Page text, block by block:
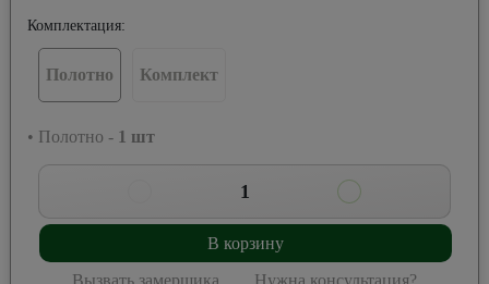
Комплектация:
Полотно Комплект
• Полотно - 1 шт
1
В корзину
Вызвать замерщика Нужна консультация?